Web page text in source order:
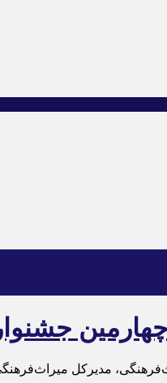
مدیرکل